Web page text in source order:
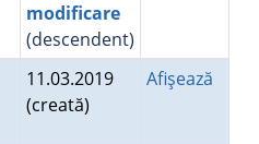
modificare
(descendent)
11.03.2019
(creată)
Afişează